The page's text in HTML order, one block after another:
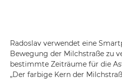
Radoslav verwendet eine
Bewegung der Milchstraße zu
bestimmte Zeiträume für die
„Der farbige Kern der